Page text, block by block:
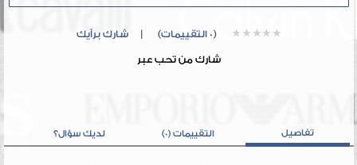
(0 التقييمات) |شارك برأيك
شارك من تحب عبر
تفاصيل التقييمات (0) لديك سؤال؟